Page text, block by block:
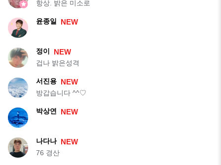
항상. 밝은 미소로
윤종일 NEW
정이 NEW
겁나 밝은성격
서진용 NEW
방갑습니다 ^^♡
박상연 NEW
나다나 NEW
76 경산